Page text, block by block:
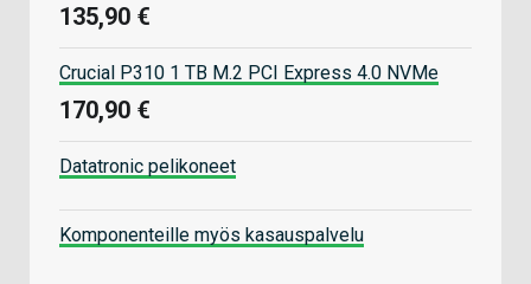
135,90 €
Crucial P310 1 TB M.2 PCI Express 4.0 NVMe
170,90 €
Datatronic pelikoneet
Komponenteille myös kasauspalvelu